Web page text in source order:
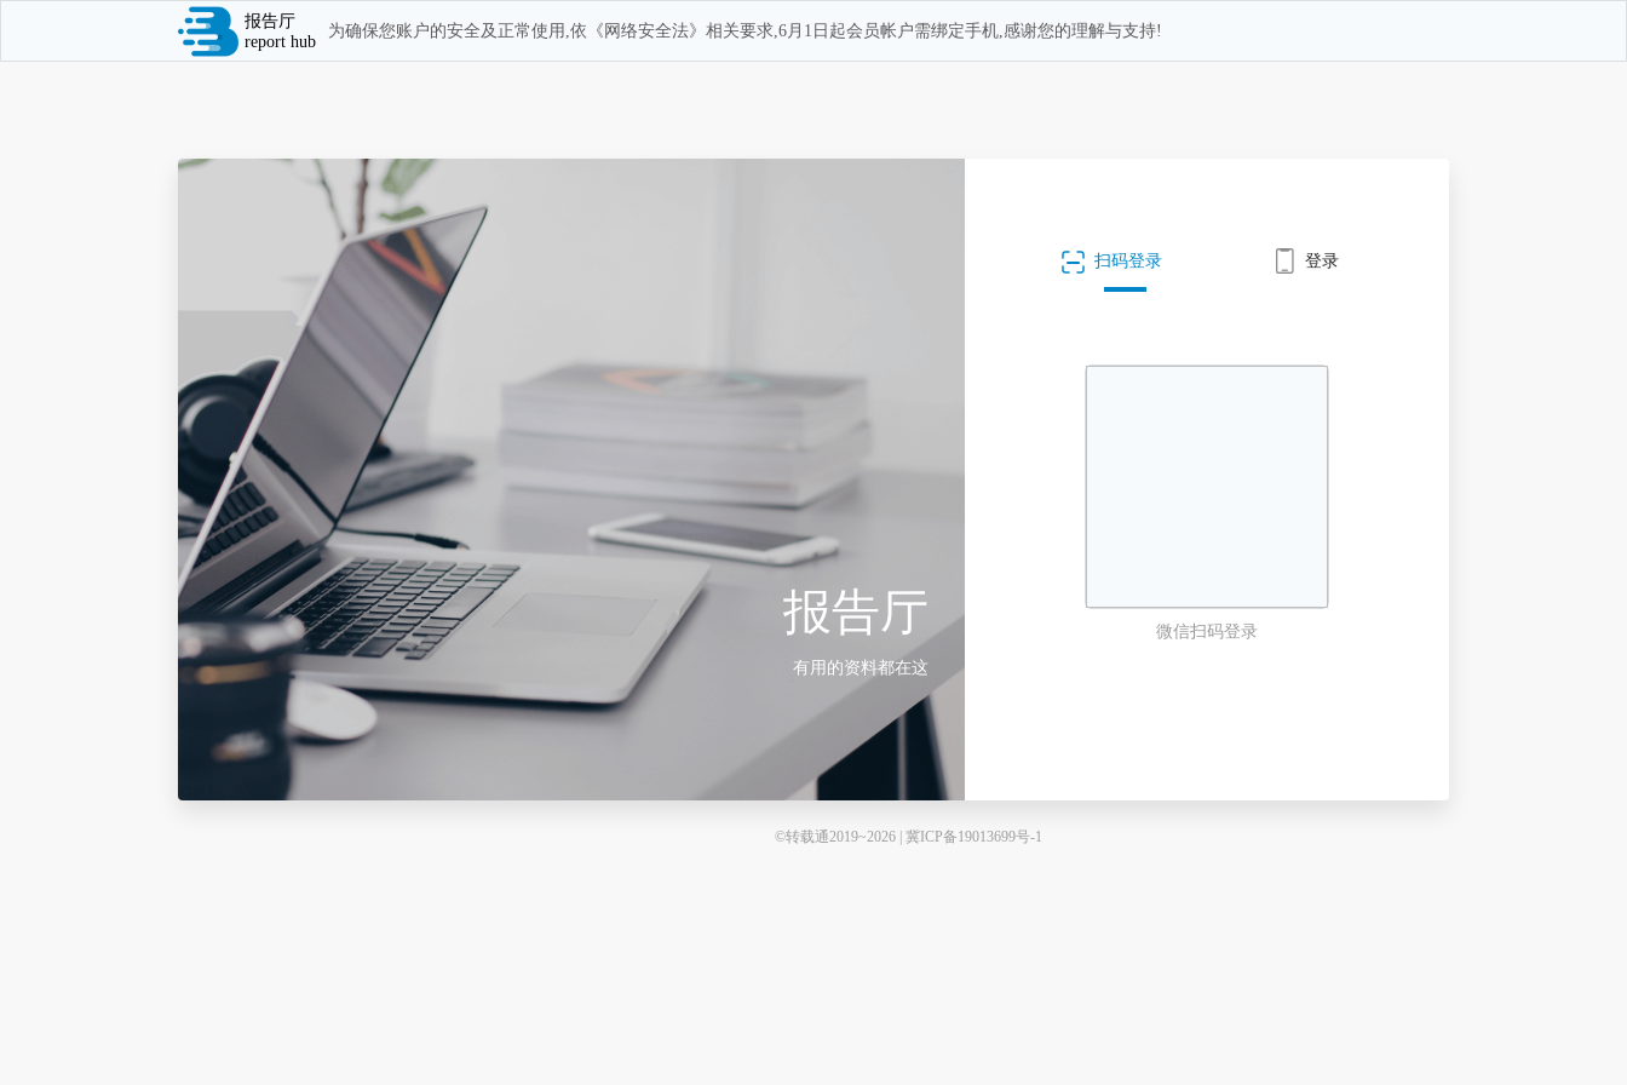
报告厅
report hub
为确保您账户的安全及正常使用,依《网络安全法》相关要求,6月1日起会员帐户需绑定手机,感谢您的理解与支持!
报告厅
有用的资料都在这
扫码登录 登录
微信扫码登录
©转载通2019~2026 | 冀ICP备19013699号-1